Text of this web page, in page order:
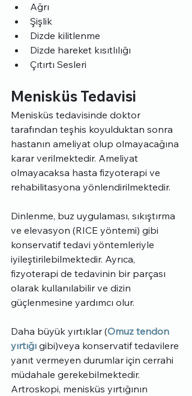
Ağrı
Şişlik
Dizde kilitlenme
Dizde hareket kısıtlılığı
Çıtırtı Sesleri
Menisküs Tedavisi
Menisküs tedavisinde doktor
tarafından teşhis koyulduktan sonra
hastanın ameliyat olup olmayacağına
karar verilmektedir. Ameliyat
olmayacaksa hasta fizyoterapi ve
rehabilitasyona yönlendirilmektedir.
Dinlenme, buz uygulaması, sıkıştırma
ve elevasyon (RICE yöntemi) gibi
konservatif tedavi yöntemleriyle
iyileştirilebilmektedir. Ayrıca,
fizyoterapi de tedavinin bir parçası
olarak kullanılabilir ve dizin
güçlenmesine yardımcı olur.
Daha büyük yırtıklar (Omuz tendon
yırtığı gibi)veya konservatif tedavilere
yanıt vermeyen durumlar için cerrahi
müdahale gerekebilmektedir.
Artroskopi, menisküs yırtığının